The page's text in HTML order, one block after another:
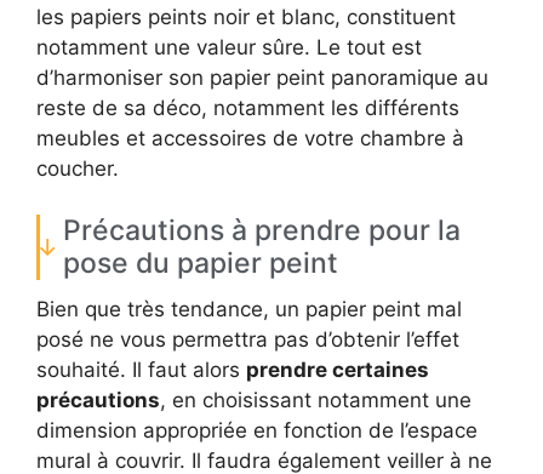
les papiers peints noir et blanc, constituent
notamment une valeur sûre. Le tout est
d’harmoniser son papier peint panoramique au
reste de sa déco, notamment les différents
meubles et accessoires de votre chambre à
coucher.
Précautions à prendre pour la
pose du papier peint
Bien que très tendance, un papier peint mal
posé ne vous permettra pas d’obtenir l’effet
souhaité. Il faut alors prendre certaines
précautions, en choisissant notamment une
dimension appropriée en fonction de l’espace
mural à couvrir. Il faudra également veiller à ne